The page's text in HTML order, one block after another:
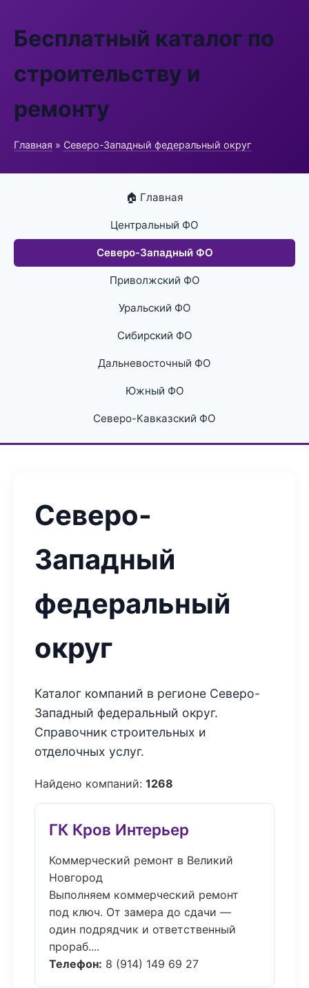
Бесплатный каталог по
строительству и
ремонту
Главная » Северо-Западный федеральный округ
🏠 Главная
Центральный ФО
Северо-Западный ФО
Приволжский ФО
Уральский ФО
Сибирский ФО
Дальневосточный ФО
Южный ФО
Северо-Кавказский ФО
Северо-
Западный
федеральный
округ
Каталог компаний в регионе Северо-
Западный федеральный округ.
Справочник строительных и
отделочных услуг.
Найдено компаний: 1268
ГК Кров Интерьер
Коммерческий ремонт в Великий
Новгород
Выполняем коммерческий ремонт
под ключ. От замера до сдачи —
один подрядчик и ответственный
прораб....
Телефон: 8 (914) 149 69 27